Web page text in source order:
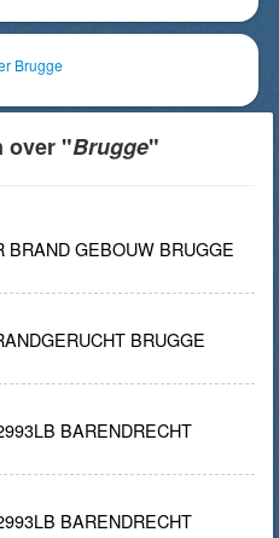
Brugge
over "Brugge"
BRAND GEBOUW BRUGGE
BRUGGE
BARENDRECHT
BARENDRECHT